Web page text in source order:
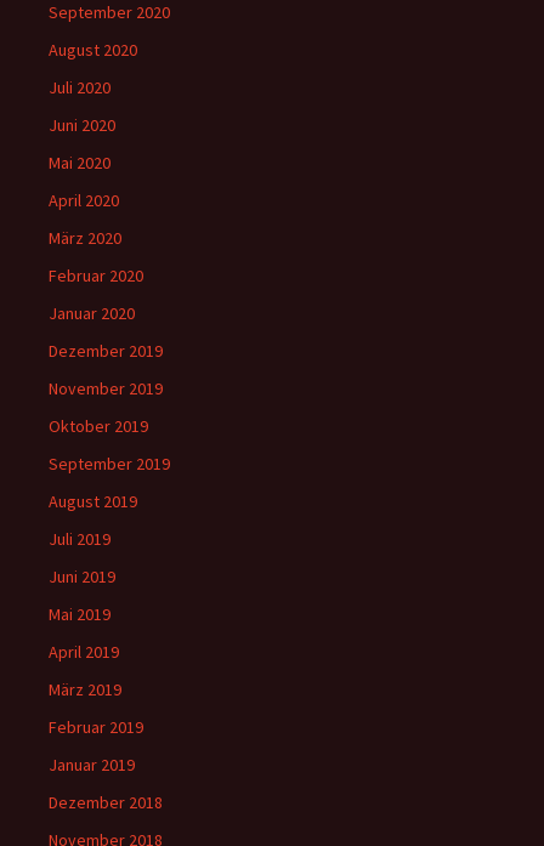
September 2020
August 2020
Juli 2020
Juni 2020
Mai 2020
April 2020
März 2020
Februar 2020
Januar 2020
Dezember 2019
November 2019
Oktober 2019
September 2019
August 2019
Juli 2019
Juni 2019
Mai 2019
April 2019
März 2019
Februar 2019
Januar 2019
Dezember 2018
November 2018